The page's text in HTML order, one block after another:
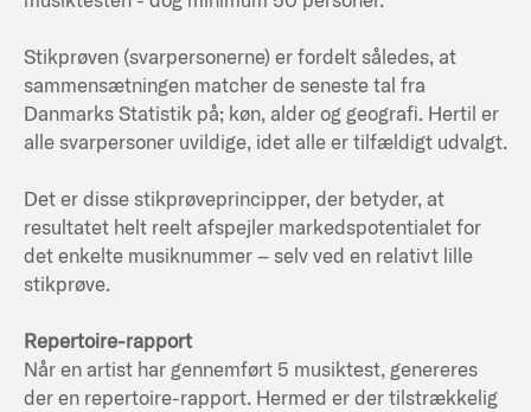
Stikprøven (svarpersonerne) er fordelt således, at
sammensætningen matcher de seneste tal fra
Danmarks Statistik på; køn, alder og geografi. Hertil er
alle svarpersoner uvildige, idet alle er tilfældigt udvalgt.
Det er disse stikprøveprincipper, der betyder, at
resultatet helt reelt afspejler markedspotentialet for
det enkelte musiknummer – selv ved en relativt lille
stikprøve.
Repertoire-rapport
Når en artist har gennemført 5 musiktest, genereres
der en repertoire-rapport. Hermed er der tilstrækkelig